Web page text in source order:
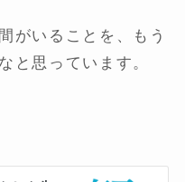
がいることを、もう
と思っています。